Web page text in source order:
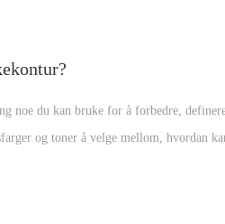
noe du kan bruke for å forbedre,
og toner å velge mellom, hvordan